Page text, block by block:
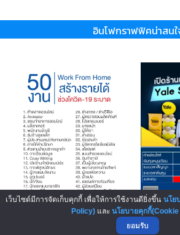
อินโฟกราฟฟิคน่าสนใ
เว็บไซต์มีการจัดเก็บคุกกี้ เพื่อให้การใช้งานดียิ่งขึ้น นโย
Policy)และ นโยบายคุกกี้
ยอมรับ